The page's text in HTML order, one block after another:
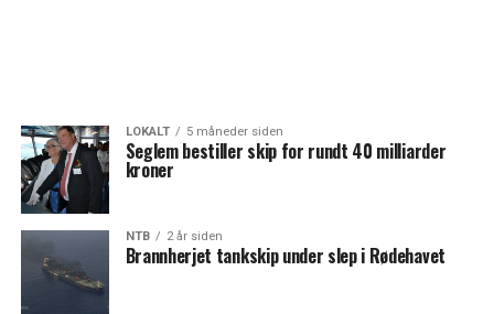
LOKALT 5 måneder siden
Seglem bestiller skip for rundt 40 milliarder
kroner
NTB 2 år siden
Brannherjet tankskip under slep i Rødehavet